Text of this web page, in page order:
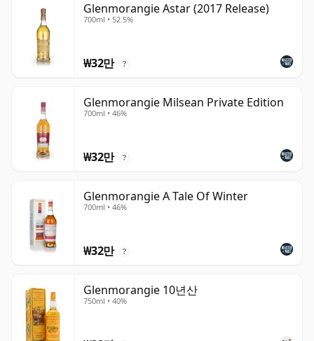
Glenmorangie Astar (2017 Release)
700ml • 52.5%
₩32만 ?
Glenmorangie Milsean Private Edition
700ml • 46%
₩32만 ?
Glenmorangie A Tale Of Winter
700ml • 46%
₩32만 ?
Glenmorangie 10년산
750ml • 40%